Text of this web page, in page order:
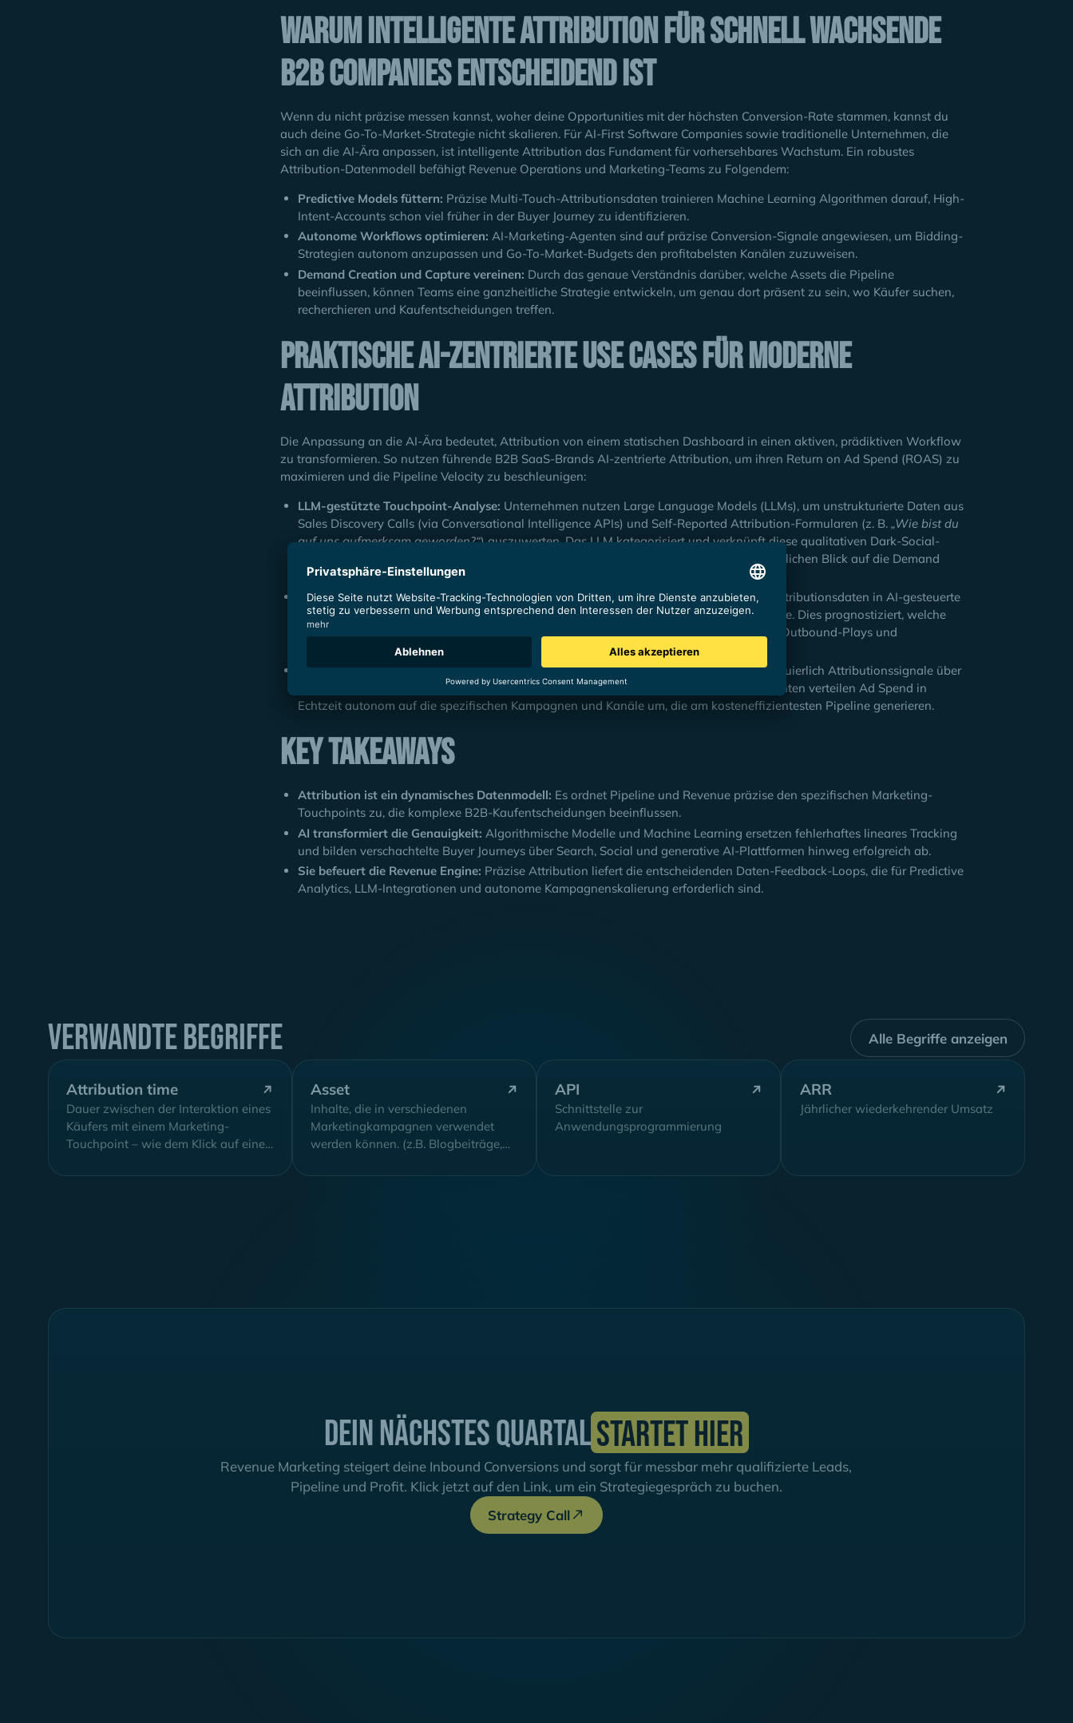
Warum intelligente Attribution für schnell wachsende
B2B Companies entscheidend ist
Wenn du nicht präzise messen kannst, woher deine Opportunities mit der höchsten Conversion-Rate stammen, kannst du
auch deine Go-To-Market-Strategie nicht skalieren. Für AI-First Software Companies sowie traditionelle Unternehmen, die
sich an die AI-Ära anpassen, ist intelligente Attribution das Fundament für vorhersehbares Wachstum. Ein robustes
Attribution-Datenmodell befähigt Revenue Operations und Marketing-Teams zu Folgendem:
Predictive Models füttern: Präzise Multi-Touch-Attributionsdaten trainieren Machine Learning Algorithmen darauf, High-
Intent-Accounts schon viel früher in der Buyer Journey zu identifizieren.
Autonome Workflows optimieren: AI-Marketing-Agenten sind auf präzise Conversion-Signale angewiesen, um Bidding-
Strategien autonom anzupassen und Go-To-Market-Budgets den profitabelsten Kanälen zuzuweisen.
Demand Creation und Capture vereinen: Durch das genaue Verständnis darüber, welche Assets die Pipeline
beeinflussen, können Teams eine ganzheitliche Strategie entwickeln, um genau dort präsent zu sein, wo Käufer suchen,
recherchieren und Kaufentscheidungen treffen.
Praktische AI-zentrierte Use Cases für moderne
Attribution
Die Anpassung an die AI-Ära bedeutet, Attribution von einem statischen Dashboard in einen aktiven, prädiktiven Workflow
zu transformieren. So nutzen führende B2B SaaS-Brands AI-zentrierte Attribution, um ihren Return on Ad Spend (ROAS) zu
maximieren und die Pipeline Velocity zu beschleunigen:
LLM-gestützte Touchpoint-Analyse: Unternehmen nutzen Large Language Models (LLMs), um unstrukturierte Daten aus
Sales Discovery Calls (via Conversational Intelligence APIs) und Self-Reported Attribution-Formularen (z. B.„Wie bist du
auf uns aufmerksam geworden?“) auszuwerten. Das LLM kategorisiert und verknüpft diese qualitativen Dark-Social-
Insights automatisch zurück in das Kern-Attributionsmodell und liefert so einen ganzheitlichen Blick auf die Demand
Creation.
Algorithmisches Account- & Lead-Scoring:Durch die Integration von angereicherten Attributionsdaten in AI-gesteuerte
Scoring-Modelle analysieren Machine Learning Algorithmen historische Attributionspfade. Dies prognostiziert, welche
aktuellen Prospects die höchste Kaufbereitschaft zeigen, wodurch automatisch gezielte Outbound-Plays und
personalisierte Marketing-Sequenzen ausgelöst werden.
Autonome Kampagnenoptimierung:Der Einsatz von autonomen AI-Agenten, die kontinuierlich Attributionssignale über
globale Paid Growth Strategien und organische Kanäle hinweg überwachen. Diese Agenten verteilen Ad Spend in
Echtzeit autonom auf die spezifischen Kampagnen und Kanäle um, die am kosteneffizientesten Pipeline generieren.
Key Takeaways
Attribution ist ein dynamisches Datenmodell: Es ordnet Pipeline und Revenue präzise den spezifischen Marketing-
Touchpoints zu, die komplexe B2B-Kaufentscheidungen beeinflussen.
AI transformiert die Genauigkeit: Algorithmische Modelle und Machine Learning ersetzen fehlerhaftes lineares Tracking
und bilden verschachtelte Buyer Journeys über Search, Social und generative AI-Plattformen hinweg erfolgreich ab.
Sie befeuert die Revenue Engine: Präzise Attribution liefert die entscheidenden Daten-Feedback-Loops, die für Predictive
Analytics, LLM-Integrationen und autonome Kampagnenskalierung erforderlich sind.
Verwandte Begriffe Alle Begriffe anzeigen
Attribution time
Dauer zwischen der Interaktion eines
Käufers mit einem Marketing-
Touchpoint – wie dem Klick auf eine
einem Organic Search-Ergebnis oder
Asset
Inhalte, die in verschiedenen
Marketingkampagnen verwendet
werden können. (z.B. Blogbeiträge,
API
Schnittstelle zur
Anwendungsprogrammierung
ARR
Jährlicher wiederkehrender Umsatz
Dein nächstes Quartalstartet hier
Revenue Marketing steigert deine Inbound Conversions und sorgt für messbar mehr qualifizierte Leads,
Pipeline und Profit. Klick jetzt auf den Link, um ein Strategiegespräch zu buchen.
Strategy Call